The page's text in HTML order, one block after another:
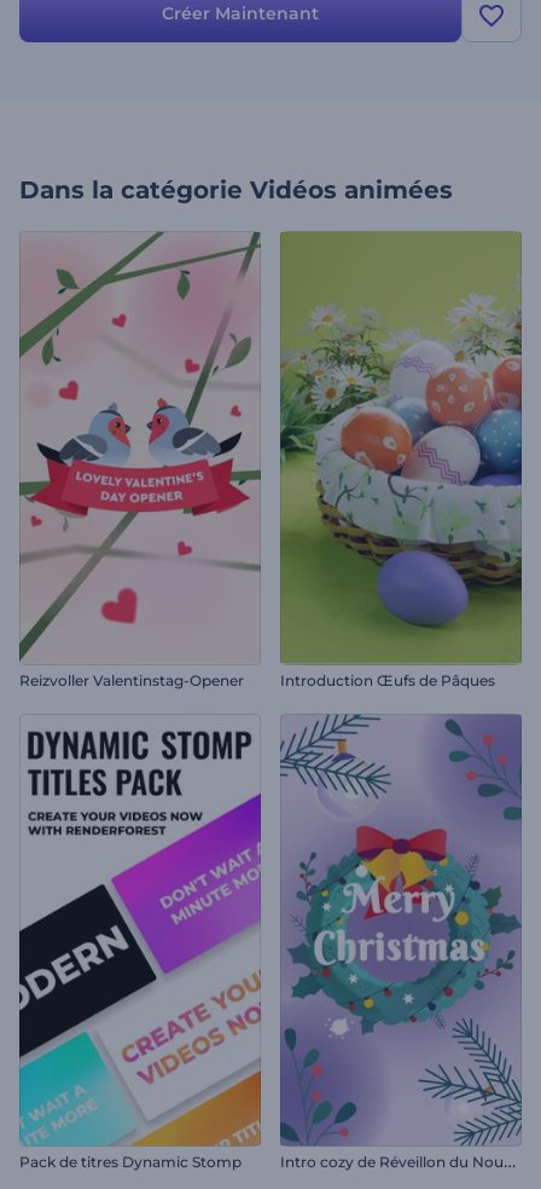
Créer Maintenant
Dans la catégorie Vidéos animées
Reizvoller Valentinstag-Opener Introduction Œufs de Pâques
Pack de titres Dynamic Stomp I
ntro cozy de Réveillon du Nouvel An